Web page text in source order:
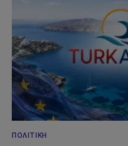
ΠΟΛΙΤΙΚΉ